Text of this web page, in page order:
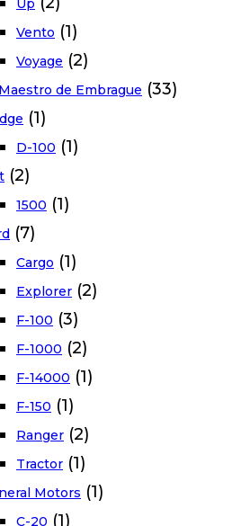
Vento (1)
Voyage (2)
de Embrague (33)
(1)
D-100 (1)
(2)
1500 (1)
(7)
Cargo (1)
Explorer (2)
F-100 (3)
F-1000 (2)
F-14000 (1)
F-150 (1)
Ranger (2)
Tractor (1)
Motors (1)
C-20 (1)